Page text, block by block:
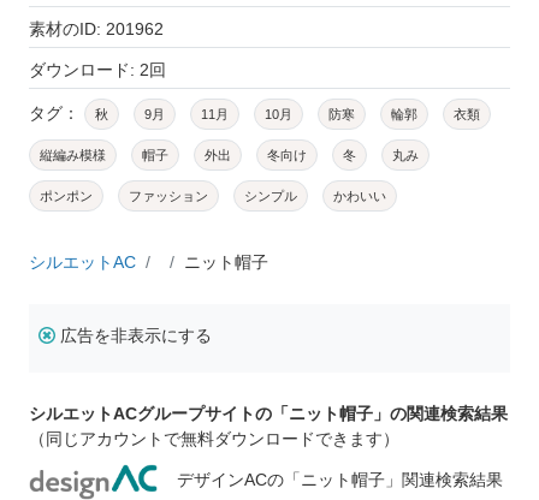
素材のID: 201962
ダウンロード: 2回
タグ： 秋 9月 11月 10月 防寒 輪郭 衣類
縦編み模様 帽子 外出 冬向け 冬 丸み
ポンポン ファッション シンプル かわいい
シルエットAC ニット帽子
広告を非表示にする
シルエットACグループサイトの「ニット帽子」の関連検索結果
（同じアカウントで無料ダウンロードできます）
デザインACの「ニット帽子」関連検索結果